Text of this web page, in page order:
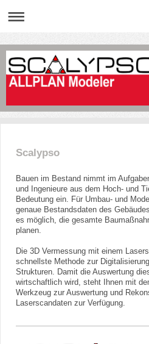
Scalypso
Bauen im Bestand nimmt im
und Ingenieure aus dem Hoch- und
Bedeutung ein. Für Umbau- und
genaue Bestandsdaten des
es möglich, die gesamte
planen.
Die 3D Vermessung mit einem
schnellste Methode zur
Strukturen. Damit die Auswertung
wirtschaftlich wird, steht Ihnen mit
Werkzeug zur Auswertung und
Laserscandaten zur Verfügung.